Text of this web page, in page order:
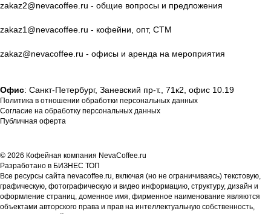
zakaz2@nevacoffee.ru - общие вопросы и предложения
zakaz1@nevacoffee.ru - кофейни, опт, СТМ
zakaz@nevacoffee.ru - офисы и аренда на мероприятия
Офис: Санкт-Петербург, Заневский пр-т., 71к2, офис 10.19
Политика в отношении обработки персональных данных
Согласие на обработку персональных данных
Публичная оферта
© 2026 Кофейная компания NevaCoffee.ru
Разработано в БИЗНЕС ТОП
Все ресурсы сайта nevacoffee.ru, включая (но не ограничиваясь) текстовую,
графическую, фотографическую и видео информацию, структуру, дизайн и
оформление страниц, доменное имя, фирменное наименование являются
объектами авторского права и прав на интеллектуальную собственность,